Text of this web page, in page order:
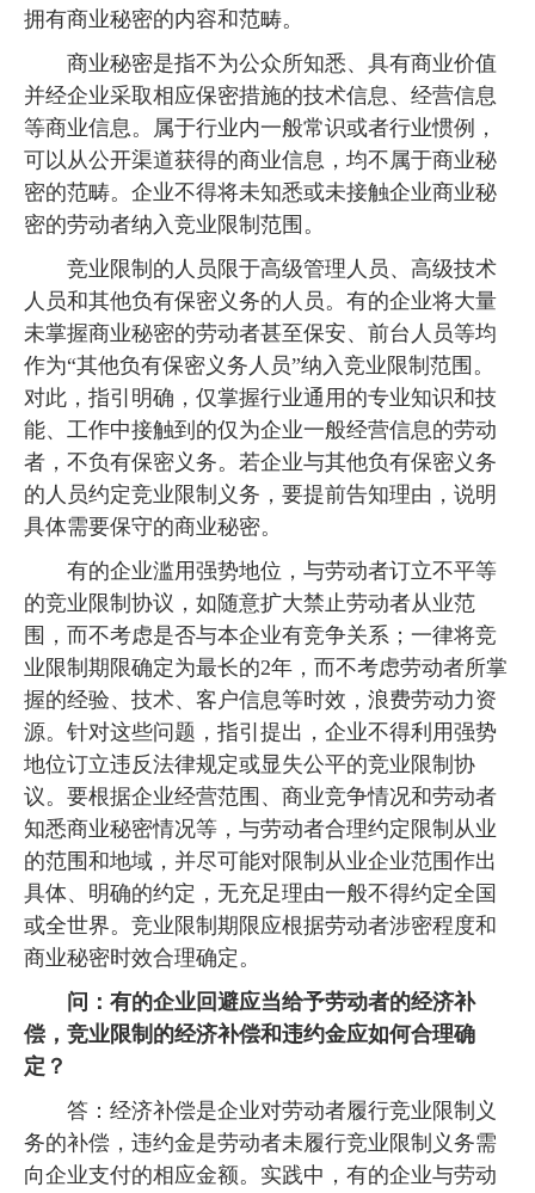
拥有商业秘密的内容和范畴。
商业秘密是指不为公众所知悉、具有商业价值
并经企业采取相应保密措施的技术信息、经营信息
等商业信息。属于行业内一般常识或者行业惯例，
可以从公开渠道获得的商业信息，均不属于商业秘
密的范畴。企业不得将未知悉或未接触企业商业秘
密的劳动者纳入竞业限制范围。
竞业限制的人员限于高级管理人员、高级技术
人员和其他负有保密义务的人员。有的企业将大量
未掌握商业秘密的劳动者甚至保安、前台人员等均
作为“其他负有保密义务人员”纳入竞业限制范围。
对此，指引明确，仅掌握行业通用的专业知识和技
能、工作中接触到的仅为企业一般经营信息的劳动
者，不负有保密义务。若企业与其他负有保密义务
的人员约定竞业限制义务，要提前告知理由，说明
具体需要保守的商业秘密。
有的企业滥用强势地位，与劳动者订立不平等
的竞业限制协议，如随意扩大禁止劳动者从业范
围，而不考虑是否与本企业有竞争关系；一律将竞
业限制期限确定为最长的2年，而不考虑劳动者所掌
握的经验、技术、客户信息等时效，浪费劳动力资
源。针对这些问题，指引提出，企业不得利用强势
地位订立违反法律规定或显失公平的竞业限制协
议。要根据企业经营范围、商业竞争情况和劳动者
知悉商业秘密情况等，与劳动者合理约定限制从业
的范围和地域，并尽可能对限制从业企业范围作出
具体、明确的约定，无充足理由一般不得约定全国
或全世界。竞业限制期限应根据劳动者涉密程度和
商业秘密时效合理确定。
问：有的企业回避应当给予劳动者的经济补
偿，竞业限制的经济补偿和违约金应如何合理确
定？
答：经济补偿是企业对劳动者履行竞业限制义
务的补偿，违约金是劳动者未履行竞业限制义务需
向企业支付的相应金额。实践中，有的企业与劳动